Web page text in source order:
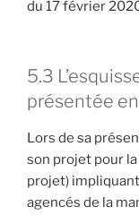
du 17 février
5.3
présentée
Lors de sa
son projet pour
projet)
agencés de la